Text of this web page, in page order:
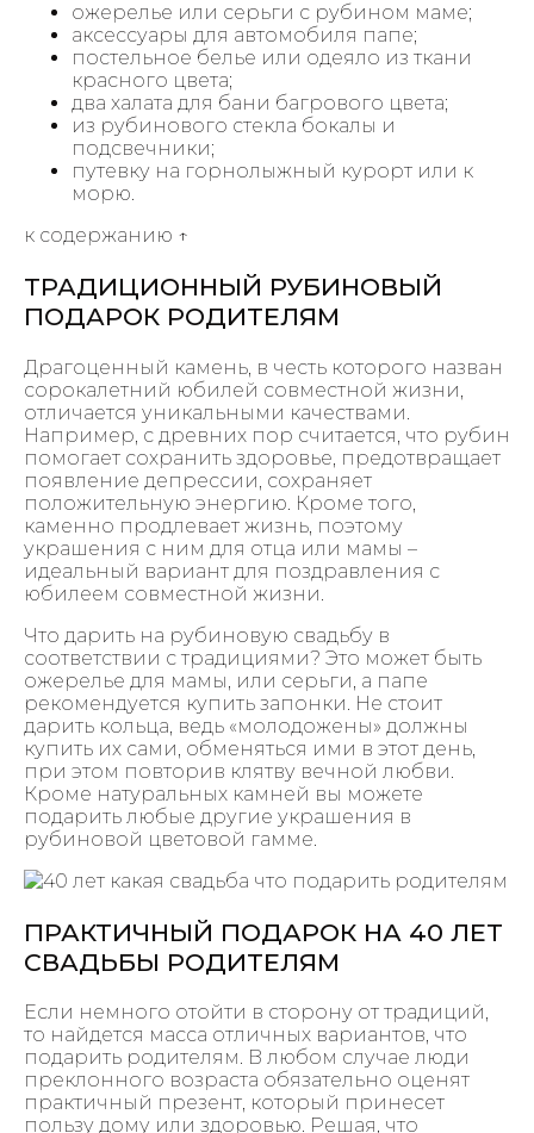
ожерелье или серьги с рубином маме;
аксессуары для автомобиля папе;
постельное белье или одеяло из ткани
красного цвета;
два халата для бани багрового цвета;
из рубинового стекла бокалы и
подсвечники;
путевку на горнолыжный курорт или к
морю.
к содержанию ↑
ТРАДИЦИОННЫЙ РУБИНОВЫЙ
ПОДАРОК РОДИТЕЛЯМ
Драгоценный камень, в честь которого назван
сорокалетний юбилей совместной жизни,
отличается уникальными качествами.
Например, с древних пор считается, что рубин
помогает сохранить здоровье, предотвращает
появление депрессии, сохраняет
положительную энергию. Кроме того,
каменно продлевает жизнь, поэтому
украшения с ним для отца или мамы –
идеальный вариант для поздравления с
юбилеем совместной жизни.
Что дарить на рубиновую свадьбу в
соответствии с традициями? Это может быть
ожерелье для мамы, или серьги, а папе
рекомендуется купить запонки. Не стоит
дарить кольца, ведь «молодожены» должны
купить их сами, обменяться ими в этот день,
при этом повторив клятву вечной любви.
Кроме натуральных камней вы можете
подарить любые другие украшения в
рубиновой цветовой гамме.
ПРАКТИЧНЫЙ ПОДАРОК НА 40 ЛЕТ
СВАДЬБЫ РОДИТЕЛЯМ
Если немного отойти в сторону от традиций,
то найдется масса отличных вариантов, что
подарить родителям. В любом случае люди
преклонного возраста обязательно оценят
практичный презент, который принесет
пользу дому или здоровью. Решая, что